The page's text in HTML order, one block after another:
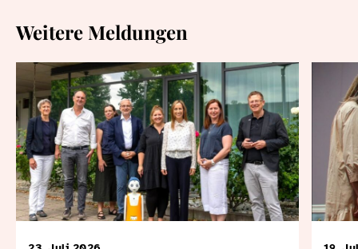
Weitere Meldungen